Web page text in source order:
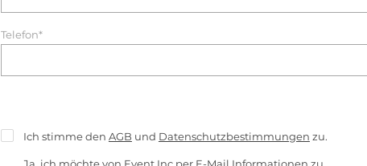
Telefon*
Ich stimme den AGB und Datenschutzbestimmungen zu.